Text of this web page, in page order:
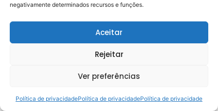
negativamente determinados recursos e funções.
Aceitar
Rejeitar
Ver preferências
Política de privacidadePolítica de privacidadePolítica de privacidade